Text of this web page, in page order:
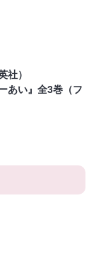
社）
あい』全3巻（フ